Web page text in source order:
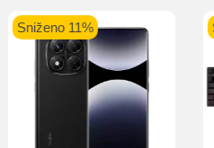
Sniženo 11%